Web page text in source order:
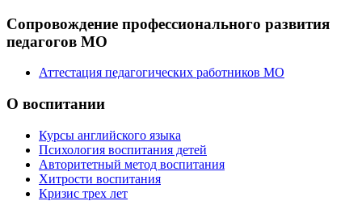
Сопровождение профессионального развития
педагогов МО
Аттестация педагогических работников МО
О воспитании
Курсы английского языка
Психология воспитания детей
Авторитетный метод воспитания
Хитрости воспитания
Кризис трех лет